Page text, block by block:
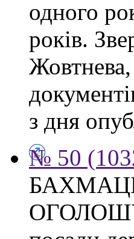
одного
років.
з дня
№ 50